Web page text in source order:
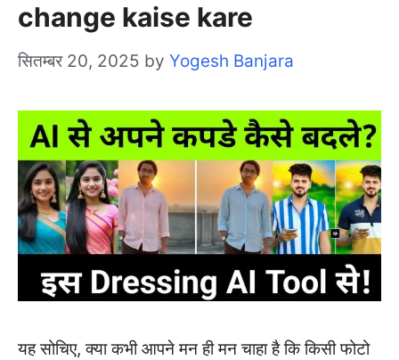
change kaise kare
सितम्बर 20, 2025 by Yogesh Banjara
यह सोचिए, क्या कभी आपने मन ही मन चाहा है कि किसी फोटो